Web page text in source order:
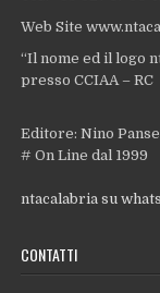
Web Site
“Il nome ed il logo
presso CCIAA – RC
Editore: Nino
# On Line dal 1999
ntacalabria su
CONTATTI